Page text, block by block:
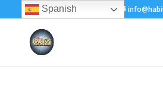
+(505) 8200-1450
Spanish